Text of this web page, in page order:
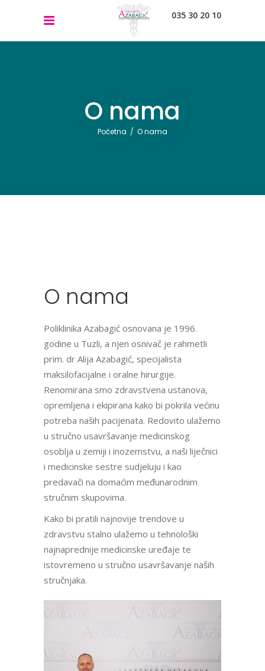
035 30 20 10
O nama
Početna / O nama
O nama
Poliklinika Azabagić osnovana je 1996.
godine u Tuzli, a njen osnivač je rahmetli
prim. dr Alija Azabagić, specijalista
maksilofacijalne i oralne hirurgije.
Renomirana smo zdravstvena ustanova,
opremljena i ekipirana kako bi pokrila većinu
potreba naših pacijenata. Redovito ulažemo
u stručno usavršavanje medicinskog
osoblja u zemiji i inozemstvu, a naši liječnici
i medicinske sestre sudjeluju i kao
predavači na domaćim međunarodnim
stručnim skupovima.
Kako bi pratili najnovije trendove u
zdravstvu stalno ulažemo u tehnološki
najnaprednije medicinske uređaje te
istovremeno u stručno usavršavanje naših
stručnjaka.
Dr. Amir Azabagić